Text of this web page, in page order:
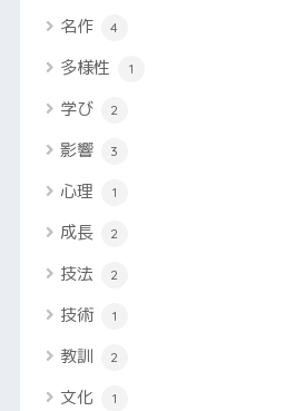
名作 4
多様性 1
学び 2
影響 3
心理 1
成長 2
技法 2
技術 1
教訓 2
文化 1